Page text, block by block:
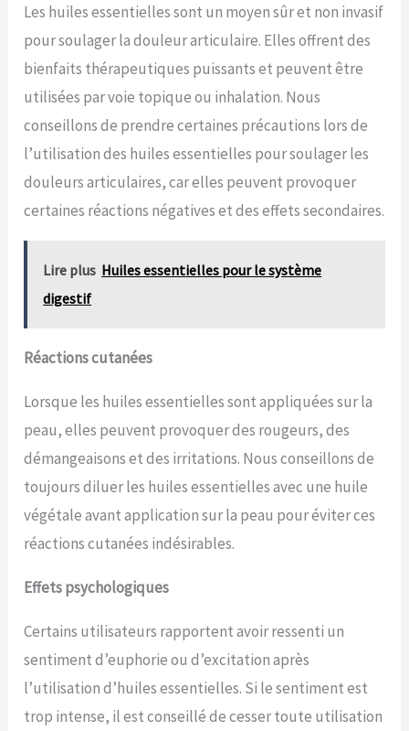
Les huiles essentielles sont un moyen sûr et non invasif
pour soulager la douleur articulaire. Elles offrent des
bienfaits thérapeutiques puissants et peuvent être
utilisées par voie topique ou inhalation. Nous
conseillons de prendre certaines précautions lors de
l’utilisation des huiles essentielles pour soulager les
douleurs articulaires, car elles peuvent provoquer
certaines réactions négatives et des effets secondaires.
Lire plus Huiles essentielles pour le système
digestif
Réactions cutanées
Lorsque les huiles essentielles sont appliquées sur la
peau, elles peuvent provoquer des rougeurs, des
démangeaisons et des irritations. Nous conseillons de
toujours diluer les huiles essentielles avec une huile
végétale avant application sur la peau pour éviter ces
réactions cutanées indésirables.
Effets psychologiques
Certains utilisateurs rapportent avoir ressenti un
sentiment d’euphorie ou d’excitation après
l’utilisation d’huiles essentielles. Si le sentiment est
trop intense, il est conseillé de cesser toute utilisation